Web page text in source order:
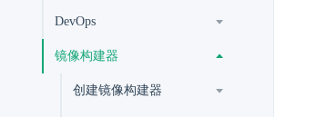
DevOps
镜像构建器
创建镜像构建器